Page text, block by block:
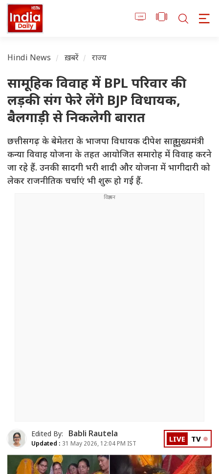
Hindi News ख़बरें राज्य
सामूहिक विवाह में BPL परिवार की
लड़की संग फेरे लेंगे BJP विधायक,
बैलगाड़ी से निकलेगी बारात
छत्तीसगढ़ के बेमेतरा के भाजपा विधायक दीपेश साहू मुख्यमंत्री
कन्या विवाह योजना के तहत आयोजित समारोह में विवाह करने
जा रहे हैं. उनकी सादगी भरी शादी और योजना में भागीदारी को
लेकर राजनीतिक चर्चाएं भी शुरू हो गई हैं.
Edited By: Babli Rautela
Updated : 31 May 2026, 12:04 PM IST LIVE TV